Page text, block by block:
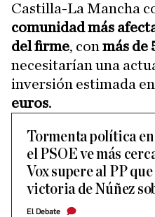
Castilla-La Mancha
comunidad más
del firme, con más de
necesitarían una
inversión estimada en
euros.
Tormenta política
el PSOE ve más
Vox supere al PP
victoria de Núñez
El Debate